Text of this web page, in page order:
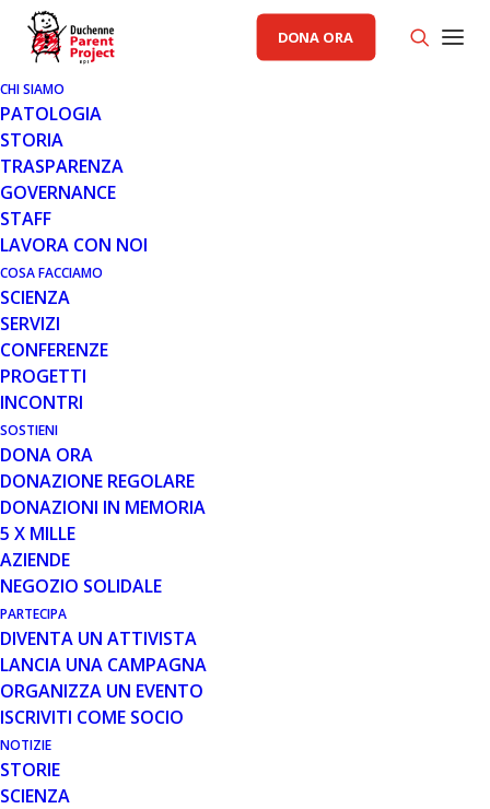
DONA ORA
CHI SIAMO
PATOLOGIA
STORIA
TRASPARENZA
GOVERNANCE
STAFF
LAVORA CON NOI
COSA FACCIAMO
SCIENZA
SERVIZI
CONFERENZE
PROGETTI
INCONTRI
SOSTIENI
DONA ORA
DONAZIONE REGOLARE
DONAZIONI IN MEMORIA
5 X MILLE
AZIENDE
NEGOZIO SOLIDALE
PARTECIPA
DIVENTA UN ATTIVISTA
LANCIA UNA CAMPAGNA
ORGANIZZA UN EVENTO
ISCRIVITI COME SOCIO
NOTIZIE
STORIE
SCIENZA
4 LUG 2017
IN ARRIVO A NAPOLI LA TERZA
EDIZIONE DEL DISABILITY PRIDE
spirito di una vera e propria parata che, però, fino al
2015 non è mai stato un…
Leggi tutto
MESE: LUGLIO 2017
1 LUG 2017
Il Torneo Memorial “Andrea
sostiene la battaglia contro la